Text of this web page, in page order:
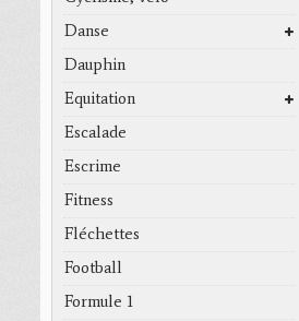
Danse
Dauphin
Equitation
Escalade
Escrime
Fitness
Fléchettes
Football
Formule 1